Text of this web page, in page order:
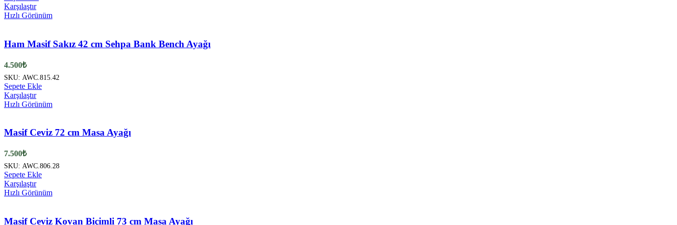
birden
var.
Seçenekler
seçilebilir
Karşılaştır
Hızlı Görünüm
Ham Masif Sakız 42 cm Sehpa Bank Bench Ayağı
4.500₺
SKU: AWC.815.42
Sepete Ekle
Karşılaştır
Hızlı Görünüm
Masif Ceviz 72 cm Masa Ayağı
7.500₺
SKU: AWC.806.28
Sepete Ekle
Karşılaştır
Hızlı Görünüm
Masif Ceviz Kovan Biçimli 73 cm Masa Ayağı